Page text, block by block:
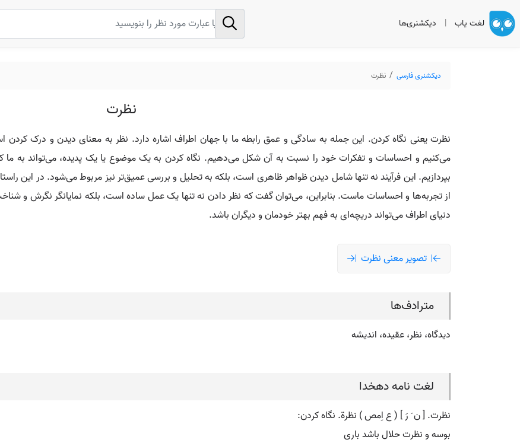
لغت یاب | دیکشنری‌ها
دیکشنری فارسی نظرت
نظرت
نظرت یعنی نگاه کردن. این جمله به سادگی و عمق رابطه ما با جهان اطراف اشاره دارد. نظر به معنای دیدن و درک
می‌کنیم و احساسات و تفکرات خود را نسبت به آن شکل می‌دهیم. نگاه کردن به یک موضوع یا یک پدیده، می‌تواند به ما
بپردازیم. این فرآیند نه تنها شامل دیدن ظواهر ظاهری است، بلکه به تحلیل و بررسی عمیق‌تر نیز مربوط می‌شود. در این
از تجربه‌ها و احساسات ماست. بنابراین، می‌توان گفت که نظر دادن نه تنها یک عمل ساده است، بلکه نمایانگر نگرش و شناخت
دنیای اطراف می‌تواند دریچه‌ای به فهم بهتر خودمان و دیگران باشد.
تصویر معنی نظرت
مترادف‌ها
دیدگاه، نظر، عقیده، اندیشه
لغت نامه دهخدا
نظرت. [ ن َ رَ ] ( ع اِمص ) نظرة. نگاه کردن:
بوسه و نظرت حلال باشد باری